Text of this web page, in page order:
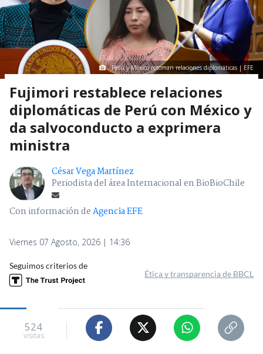
Perú y México retoman relaciones diplomáticas | EFE
Fujimori restablece relaciones
diplomáticas de Perú con México y
da salvoconducto a exprimera
ministra
César Vega Martínez
Periodista del área Internacional en BioBioChile
Con información deAgencia EFE
Viernes 07 Agosto, 2026 | 14:36
Seguimos criterios de
Ética y transparencia de BBCL
524
visitas